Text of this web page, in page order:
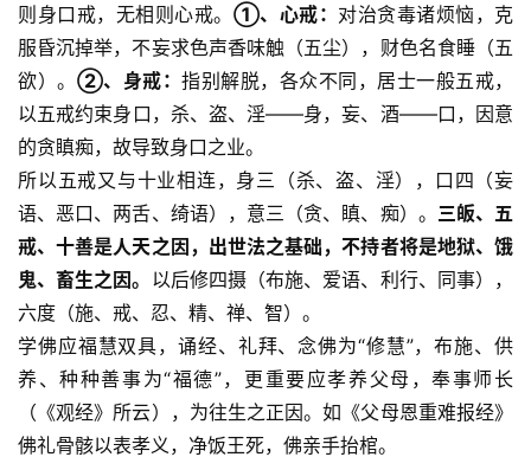
佛
教
人
物
寺
院
巡
礼
视
频
纪
录
登录 注册
则身口戒，无相则心戒。 ①、心戒： 对治贪毒诸烦恼，克
服昏沉掉举，不妄求色声香味触（五尘），财色名食睡（五
欲）。 ②、身戒： 指别解脱，各众不同，居士一般五戒，
以五戒约束身口，杀、盗、淫——身，妄、酒——口，因意
的贪瞋痴，故导致身口之业。
所以五戒又与十业相连，身三（杀、盗、淫），口四（妄
语、恶口、两舌、绮语），意三（贪、瞋、痴）。 三皈、五
戒、十善是人天之因，出世法之基础，不持者将是地狱、饿
鬼、畜生之因。 以后修四摄（布施、爱语、利行、同事），
六度（施、戒、忍、精、禅、智）。
学佛应福慧双具，诵经、礼拜、念佛为“修慧”，布施、供
养、种种善事为“福德”，更重要应孝养父母，奉事师长
（《观经》所云），为往生之正因。如《父母恩重难报经》
佛礼骨骸以表孝义，净饭王死，佛亲手抬棺。